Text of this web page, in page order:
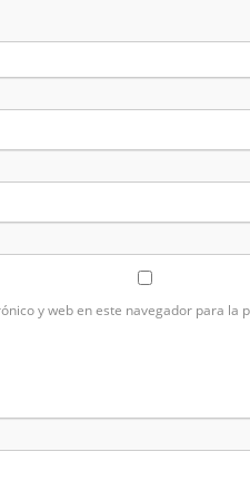
y web en este navegador para la